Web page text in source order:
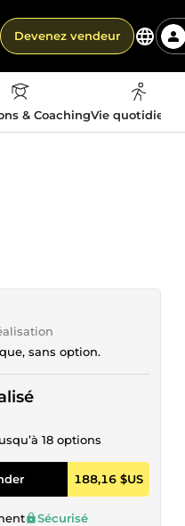
Devenez vendeur
& CoachingVie
sans option.
18 options
188,16 $US
Sécurisé